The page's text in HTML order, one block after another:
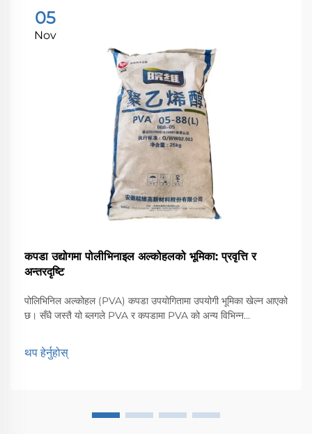
05
Nov
कपडा उद्योगमा पोलीभिनाइल अल्कोहलको भूमिका: प्रवृत्ति र
अन्तरदृष्टि
पोलिभिनिल अल्कोहल (PVA) कपडा उपयोगितामा उपयोगी भूमिका खेल्न आएको
छ। सँधै जस्तै यो ब्लगले PVA र कपडामा PVA को अन्य विभिन्न
प्रवृत्तिहरूमा केन्द्रित हुनेछ। कामको रूपमा ...
थप हेर्नुहोस्